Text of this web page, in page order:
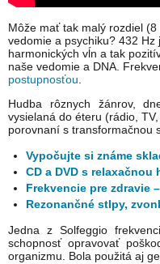
Môže mať tak malý rozdiel
vedomie a psychiku? 432
harmonických vĺn a tak
naše vedomie a DNA.
postupnosťou
Hudba rôznych žánrov,
vysielaná do éteru (rádio,
porovnaní s transformačnou
Vypočujte si známe
CD a DVD s
Frekvencie pre zdravie
Rezonančné stlpy,
Jedna z Solfeggio
schopnosť opravovať
organizmu. Bola použitá aj